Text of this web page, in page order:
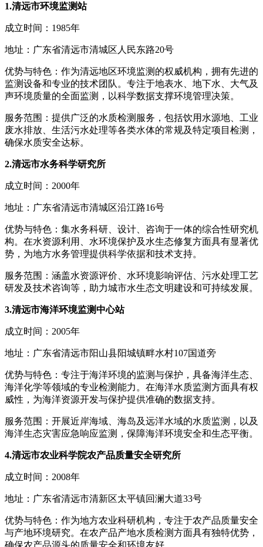
1.清远市环境监测站
成立时间：1985年
地址：广东省清远市清城区人民东路20号
优势与特色：作为清远地区环境监测的权威机构，拥有先进的
监测设备和专业的技术团队。专注于地表水、地下水、大气及
声环境质量的全面监测，以科学数据支撑环境管理决策。
服务范围：提供广泛的水质检测服务，包括饮用水源地、工业
废水排放、生活污水处理等各类水体的常规及特定项目检测，
确保水质安全达标。
2.清远市水务科学研究所
成立时间：2000年
地址：广东省清远市清城区沿江路16号
优势与特色：集水务科研、设计、咨询于一体的综合性研究机
构。在水资源利用、水环境保护及水生态修复方面具有显著优
势，为地方水务管理提供科学依据和技术支持。
服务范围：涵盖水资源评价、水环境影响评估、污水处理工艺
研发及技术咨询等，助力城市水生态文明建设和可持续发展。
3.清远市海洋环境监测中心站
成立时间：2005年
地址：广东省清远市阳山县阳城镇畔水村107国道旁
优势与特色：专注于海洋环境的监测与保护，具备海洋生态、
海洋化学等领域的专业检测能力。在海洋水质监测方面具有权
威性，为海洋资源开发与保护提供准确的数据支持。
服务范围：开展近岸海域、海岛及远洋水域的水质监测，以及
海洋生态灾害应急响应监测，保障海洋环境安全和生态平衡。
4.清远市农业科学院农产品质量安全研究所
成立时间：2008年
地址：广东省清远市清新区太平镇回澜大道33号
优势与特色：作为地方农业科研机构，专注于农产品质量安全
与产地环境研究。在农产品产地水质检测方面具有独特优势，
确保农产品源头的质量安全和环境友好。